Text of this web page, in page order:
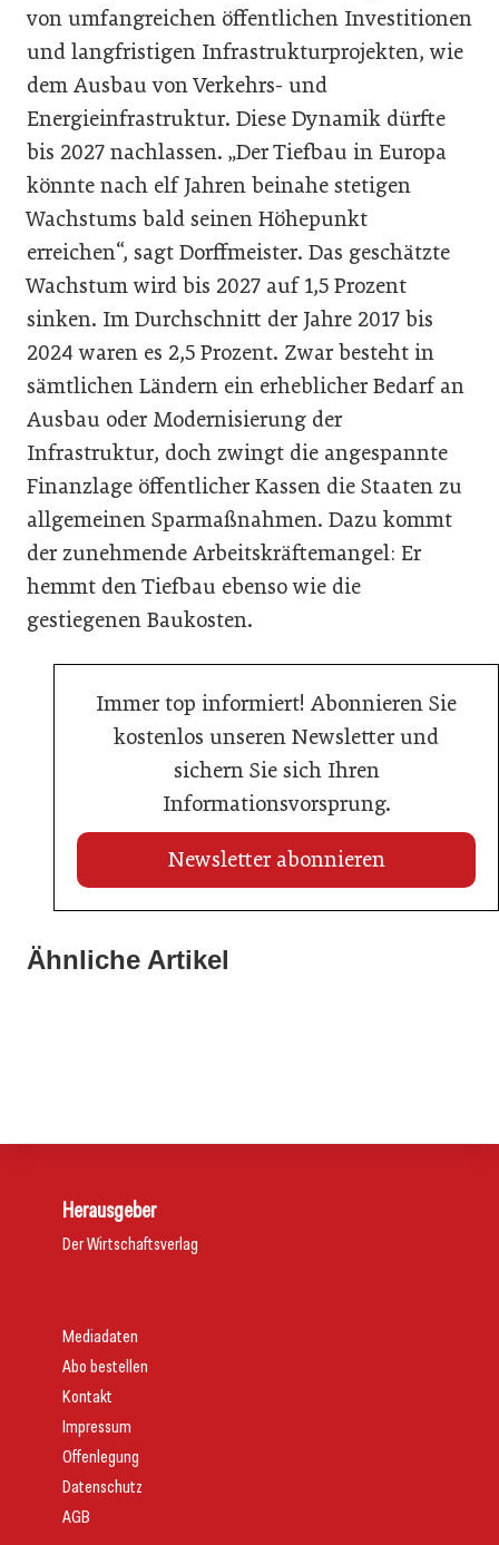
von umfangreichen öffentlichen Investitionen
und langfristigen Infrastrukturprojekten, wie
dem Ausbau von Verkehrs- und
Energieinfrastruktur. Diese Dynamik dürfte
bis 2027 nachlassen. „Der Tiefbau in Europa
könnte nach elf Jahren beinahe stetigen
Wachstums bald seinen Höhepunkt
erreichen“, sagt Dorffmeister. Das geschätzte
Wachstum wird bis 2027 auf 1,5 Prozent
sinken. Im Durchschnitt der Jahre 2017 bis
2024 waren es 2,5 Prozent. Zwar besteht in
sämtlichen Ländern ein erheblicher Bedarf an
Ausbau oder Modernisierung der
Infrastruktur, doch zwingt die angespannte
Finanzlage öffentlicher Kassen die Staaten zu
allgemeinen Sparmaßnahmen. Dazu kommt
der zunehmende Arbeitskräftemangel: Er
hemmt den Tiefbau ebenso wie die
gestiegenen Baukosten.
Immer top informiert! Abonnieren Sie
kostenlos unseren Newsletter und
sichern Sie sich Ihren
Informationsvorsprung.
Newsletter abonnieren
Ähnliche Artikel
13. Juli 2026
Herausgeber
Der Wirtschaftsverlag
Mediadaten
Abo bestellen
Kontakt
Impressum
Offenlegung
Datenschutz
AGB